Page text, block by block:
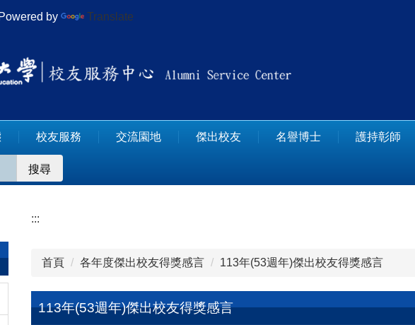
by Translate
校友服務 交流園地 傑出校友 名譽博士 護持彰師
搜尋
:::
首頁 各年度傑出校友得獎感言 113年(53週年)傑出校友得獎感言
113年(53週年)傑出校友得獎感言